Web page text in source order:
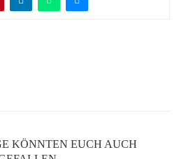
KÖNNTEN EUCH AUCH